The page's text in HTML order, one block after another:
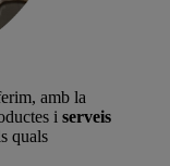
amb la
i serveis
quals